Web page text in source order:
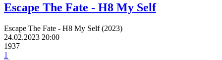
Escape The Fate - H8 My Self
Escape The Fate - H8 My Self (2023)
24.02.2023 20:00
1937
1